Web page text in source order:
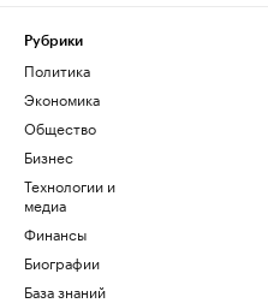
Рубрики
Политика
Экономика
Общество
Бизнес
Технологии и
медиа
Финансы
Биографии
База знаний